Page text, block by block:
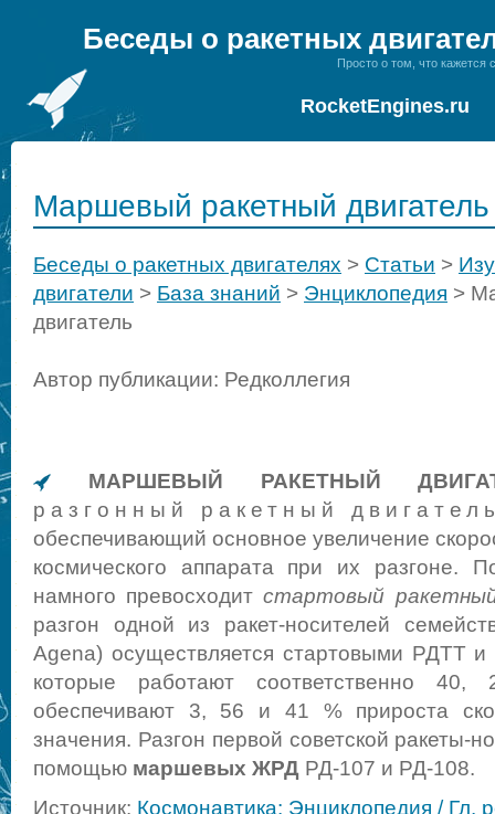
Беседы о ракетных
Просто о том, что кажется
RocketEngines.ru
Маршевый ракетный двигатель
Беседы о ракетных двигателях > Статьи >
двигатели > База знаний > Энциклопедия >
двигатель
Автор публикации: Редколлегия
МАРШЕВЫЙ РАКЕТНЫЙ
разгонный ракетный
обеспечивающий основное увеличение
космического аппарата при их разгоне.
намного превосходитстартовый
разгон одной из ракет-носителей
Agena) осуществляется стартовыми РДТТ
которые работают соответственно
обеспечивают 3, 56 и 41 % прироста
значения. Разгон первой советской ракеты-
помощью маршевых ЖРД РД-107 и РД-108.
Источник: Космонавтика: Энциклопедия / Гл.